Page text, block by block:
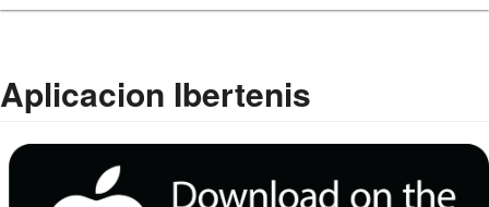
Aplicacion Ibertenis